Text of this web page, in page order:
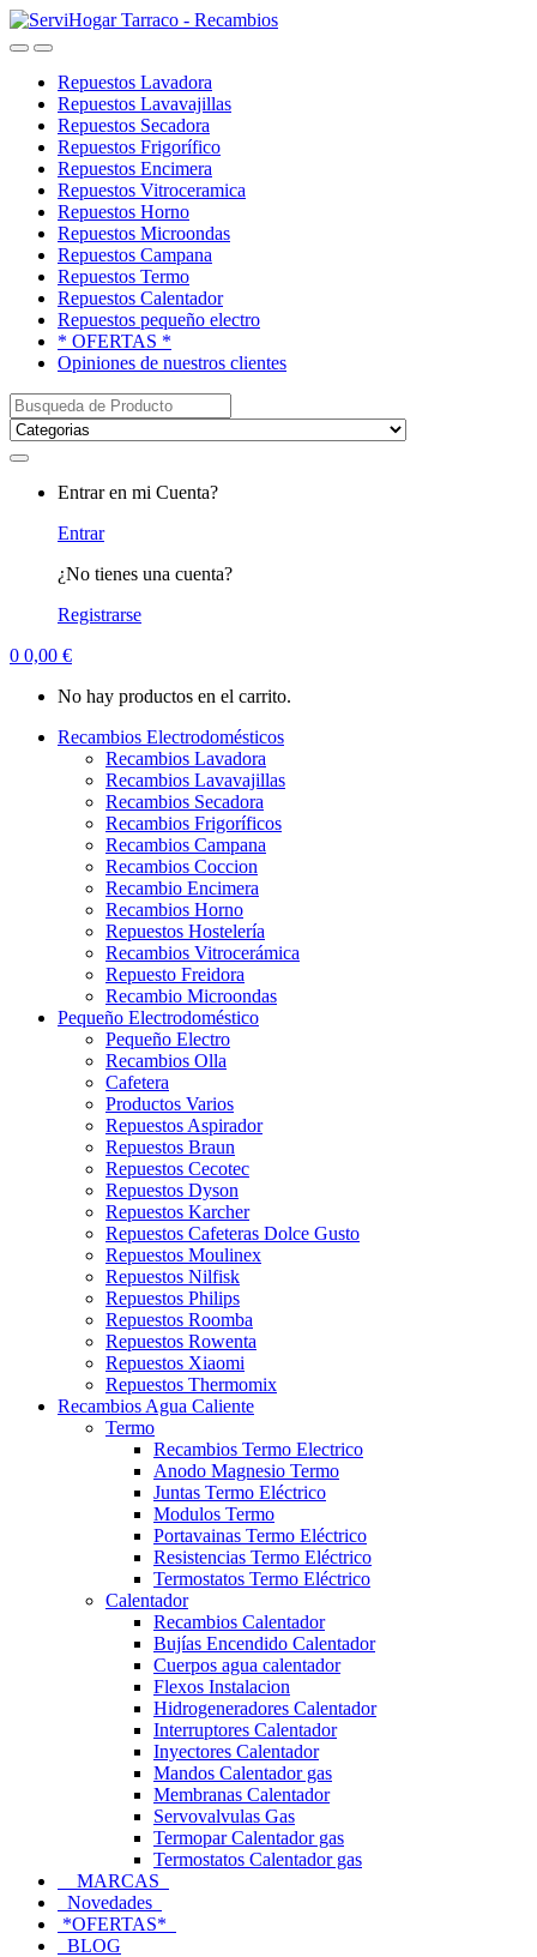
Saltar
a
saltar
al
OpenClose
Repuestos Lavadora
Repuestos Lavavajillas
Repuestos Secadora
Repuestos Frigorífico
Repuestos Encimera
Repuestos Vitroceramica
Repuestos Horno
Repuestos Microondas
Repuestos Campana
Repuestos Termo
Repuestos Calentador
Repuestos pequeño electro
* OFERTAS *
Opiniones de nuestros clientes
Buscar:
Entrar en mi Cuenta?
Entrar
¿No tienes una cuenta?
Registrarse
0 0,00 €
No hay productos en el carrito.
Recambios Electrodomésticos
Recambios Lavadora
Recambios Lavavajillas
Recambios Secadora
Recambios Frigoríficos
Recambios Campana
Recambios Coccion
Recambio Encimera
Recambios Horno
Repuestos Hostelería
Recambios Vitrocerámica
Repuesto Freidora
Recambio Microondas
Pequeño Electrodoméstico
Pequeño Electro
Recambios Olla
Cafetera
Productos Varios
Repuestos Aspirador
Repuestos Braun
Repuestos Cecotec
Repuestos Dyson
Repuestos Karcher
Repuestos Cafeteras Dolce Gusto
Repuestos Moulinex
Repuestos Nilfisk
Repuestos Philips
Repuestos Roomba
Repuestos Rowenta
Repuestos Xiaomi
Repuestos Thermomix
Recambios Agua Caliente
Termo
Recambios Termo Electrico
Anodo Magnesio Termo
Juntas Termo Eléctrico
Modulos Termo
Portavainas Termo Eléctrico
Resistencias Termo Eléctrico
Termostatos Termo Eléctrico
Calentador
Recambios Calentador
Bujías Encendido Calentador
Cuerpos agua calentador
Flexos Instalacion
Hidrogeneradores Calentador
Interruptores Calentador
Inyectores Calentador
Mandos Calentador gas
Membranas Calentador
Servovalvulas Gas
Termopar Calentador gas
Termostatos Calentador gas
MARCAS
Novedades
*OFERTAS*
BLOG